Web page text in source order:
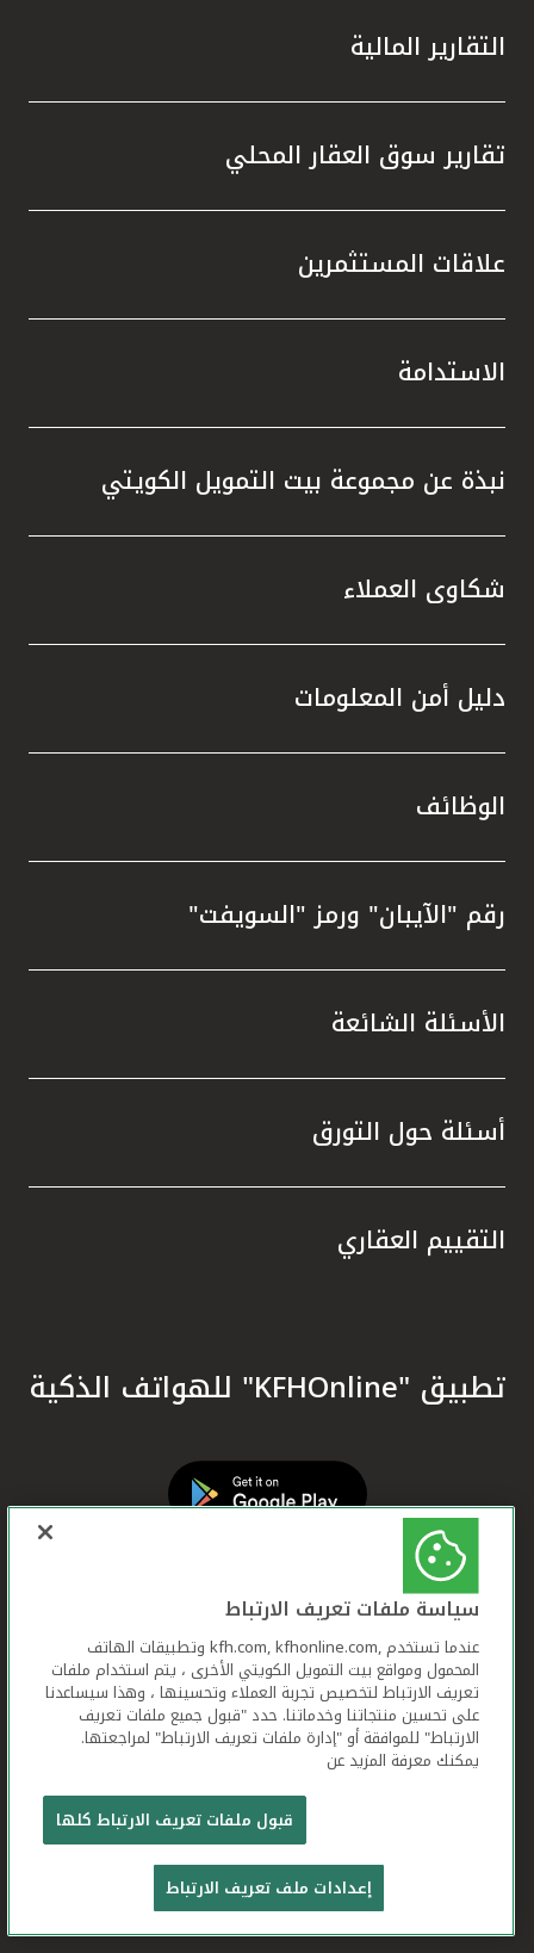
تواصل معنا
التقارير المالية
تقارير سوق العقار المحلي
علاقات المستثمرين
الاستدامة
نبذة عن مجموعة بيت التمويل الكويتي
شكاوى العملاء
دليل أمن المعلومات
الوظائف
رقم "الآيبان" ورمز "السويفت"
الأسئلة الشائعة
أسئلة حول التورق
التقييم العقاري
تطبيق "KFHOnline" للهواتف الذكية
بيت التمويل الكويتي جميع الحقوق محفوظة © 2026
شروط وأحكام استخدام الموقع الإلكتروني
تعريف الارتباط بيان الخصوصية
سياسة ملفات تعريف الارتباط
عندما تستخدم ,kfh.com, kfhonline.com وتطبيقات الهاتف
المحمول ومواقع بيت التمويل الكويتي الأخرى ، يتم استخدام ملفات
تعريف الارتباط لتخصيص تجربة العملاء وتحسينها ، وهذا سيساعدنا
على تحسين منتجاتنا وخدماتنا. حدد "قبول جميع ملفات تعريف
الارتباط" للموافقة أو "إدارة ملفات تعريف الارتباط" لمراجعتها.
يمكنك معرفة المزيد عن
قبول ملفات تعريف الارتباط كلها
إعدادات ملف تعريف الارتباط